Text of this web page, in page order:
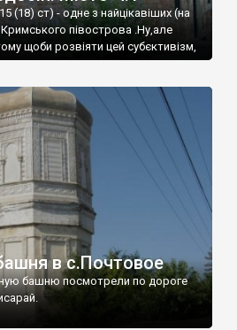
(18) ст) - одне з найцікавіших (на
півострова .Ну,але
щоби розвіяти цей субєктивізм,
в с.Почтовое
башню посмотрели по дороге